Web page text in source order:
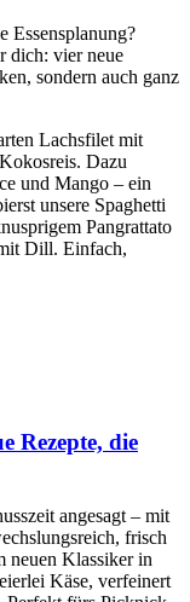
Essensplanung?
dich: vier neue
sondern auch ganz
Lachsfilet mit
Dazu
und Mango – ein
unsere Spaghetti
Pangrattato
Dill. Einfach,
Rezepte, die
angesagt – mit
frisch
neuen Klassiker in
Käse, verfeinert